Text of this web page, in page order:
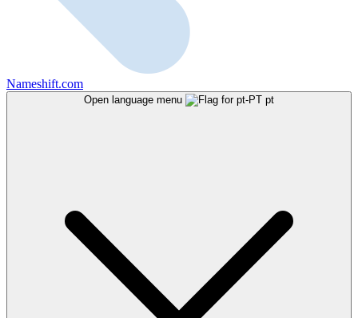
Nameshift.com
Open language menu pt